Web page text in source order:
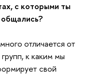
с которыми ты
отличается от
к каким мы
свой